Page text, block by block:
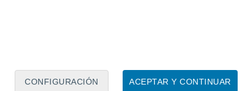
ACEPTAR Y CONTINUAR
CONFIGURACIÓN
Francisco Martín León